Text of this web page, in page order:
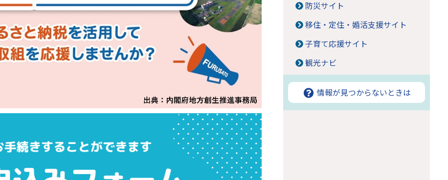
防災サイト
移住・定住・婚活支援サイト
子育て応援サイト
観光ナビ
情報が見つからないときは